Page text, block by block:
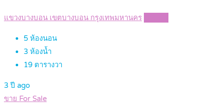
แขวงบางบอน เขตบางบอน กรุงเทพมหานคร
5 ห้องนอน
3 ห้องน้ำ
19 ตารางวา
3 ปี ago
ขาย For Sale